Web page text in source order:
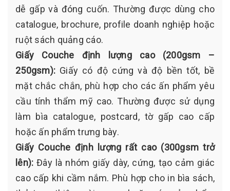
dễ gấp và đóng cuốn. Thường được dùng cho
catalogue, brochure, profile doanh nghiệp hoặc
ruột sách quảng cáo.
Giấy Couche định lượng cao (200gsm –
250gsm): Giấy có độ cứng và độ bền tốt, bề
mặt chắc chắn, phù hợp cho các ấn phẩm yêu
cầu tính thẩm mỹ cao. Thường được sử dụng
làm bìa catalogue, postcard, tờ gấp cao cấp
hoặc ấn phẩm trưng bày.
Giấy Couche định lượng rất cao (300gsm trở
lên): Đây là nhóm giấy dày, cứng, tạo cảm giác
cao cấp khi cầm nắm. Phù hợp cho in bìa sách,